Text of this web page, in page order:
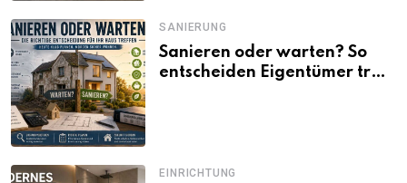
SANIERUNG
Sanieren oder warten? So
entscheiden Eigentümer trotz
EINRICHTUNG